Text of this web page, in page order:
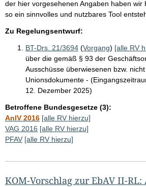
der hier vorgesehenen Angaben haben wir
so ein sinnvolles und nutzbares Tool
Zu Regelungsentwurf:
BT-Drs. 21/3694 (Vorgang) [alle RV
über die gemäß § 93 der
Ausschüsse überwiesenen bzw.
Unionsdokumente -
12. Dezember 2025)
Betroffene Bundesgesetze (3):
AnlV 2016 [alle RV hierzu]
VAG 2016 [alle RV hierzu]
PFAV [alle RV hierzu]
KOM-Vorschlag zur EbAV II-RL: